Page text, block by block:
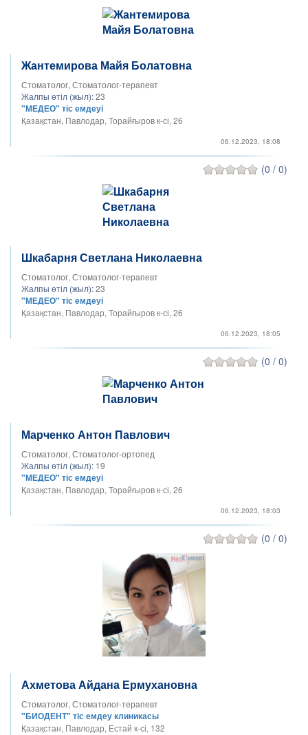
Жантемирова Майя Болатовна
Стоматолог, Стоматолог-терапевт
Жалпы өтіл (жыл):23
"МЕДЕО" тіс емдеуі
Қазақстан, Павлодар, Торайғыров к-сі, 26
06.12.2023, 18:08
(0 / 0)
Шкабарня Светлана Николаевна
Стоматолог, Стоматолог-терапевт
Жалпы өтіл (жыл):23
"МЕДЕО" тіс емдеуі
Қазақстан, Павлодар, Торайғыров к-сі, 26
06.12.2023, 18:05
(0 / 0)
Марченко Антон Павлович
Стоматолог, Стоматолог-ортопед
Жалпы өтіл (жыл): 19
"МЕДЕО" тіс емдеуі
Қазақстан, Павлодар, Торайғыров к-сі, 26
06.12.2023, 18:03
(0 / 0)
Ахметова Айдана Ермухановна
Стоматолог, Стоматолог-терапевт
"БИОДЕНТ" тіс емдеу клиникасы
Қазақстан, Павлодар, Естай к-сі, 132